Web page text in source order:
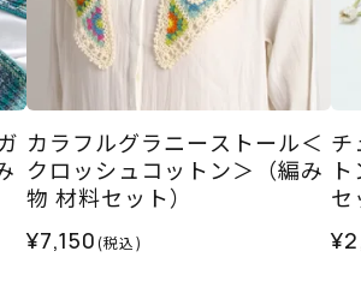
カラフルグラニーストール＜
クロッシュコットン＞（編み
物 材料セット）
¥7,150(税込)
チ
セ